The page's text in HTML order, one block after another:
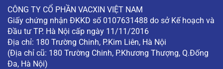
CÔNG TY CỔ PHẦN VACXIN VIỆT NAM
Giấy chứng nhận ĐKKD số 0107631488 do sở Kế hoạch và
Đầu tư TP. Hà Nội cấp ngày 11/11/2016
Địa chỉ: 180 Trường Chinh, P.Kim Liên, Hà Nội
(Địa chỉ cũ: 180 Trường Chinh, P.Khương Thượng, Q.Đống
Đa, Hà Nội)